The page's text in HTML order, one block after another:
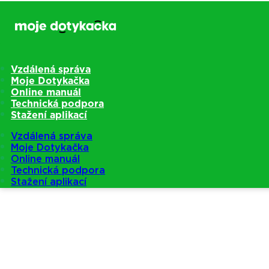
Vzdálená správa
Moje Dotykačka
Online manuál
Technická podpora
Stažení aplikací
Vzdálená správa
Moje Dotykačka
Online manuál
Technická podpora
Stažení aplikací